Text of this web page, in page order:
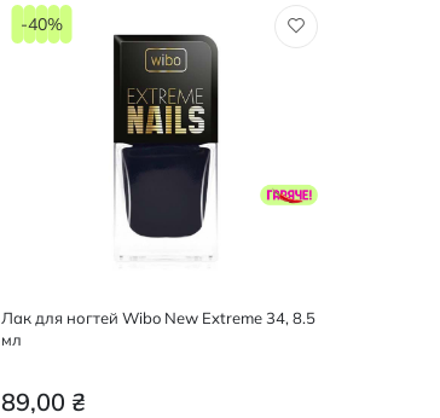
03
мл
Лак для ногтей Wibo New Extreme 34, 8.5
мл
89,00 ₴
-40%